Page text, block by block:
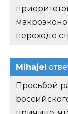
переходе
Mihajel
Просьбой